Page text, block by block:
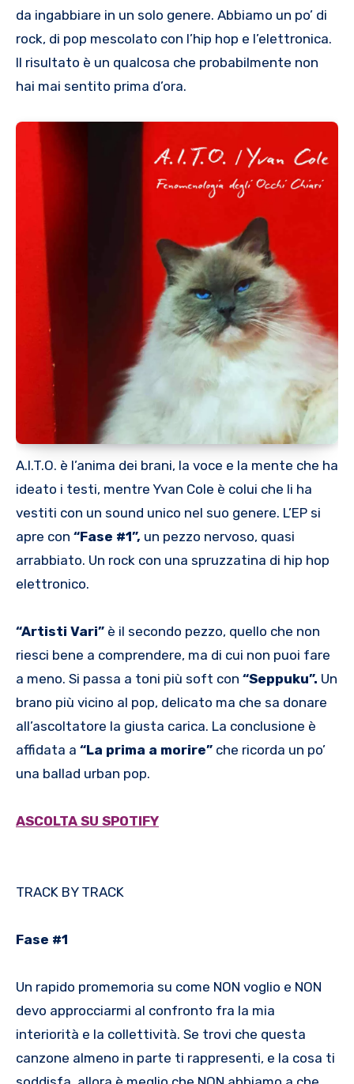
da ingabbiare in un solo genere. Abbiamo un po’ di
rock, di pop mescolato con l’hip hop e l’elettronica.
Il risultato è un qualcosa che probabilmente non
hai mai sentito prima d’ora.
A.I.T.O. è l’anima dei brani, la voce e la mente che ha
ideato i testi, mentre Yvan Cole è colui che li ha
vestiti con un sound unico nel suo genere. L’EP si
apre con “Fase #1”, un pezzo nervoso, quasi
arrabbiato. Un rock con una spruzzatina di hip hop
elettronico.
“Artisti Vari” è il secondo pezzo, quello che non
riesci bene a comprendere, ma di cui non puoi fare
a meno. Si passa a toni più soft con “Seppuku”. Un
brano più vicino al pop, delicato ma che sa donare
all’ascoltatore la giusta carica. La conclusione è
affidata a “La prima a morire” che ricorda un po’
una ballad urban pop.
ASCOLTA SU SPOTIFY
TRACK BY TRACK
Fase #1
Un rapido promemoria su come NON voglio e NON
devo approcciarmi al confronto fra la mia
interiorità e la collettività. Se trovi che questa
canzone almeno in parte ti rappresenti, e la cosa ti